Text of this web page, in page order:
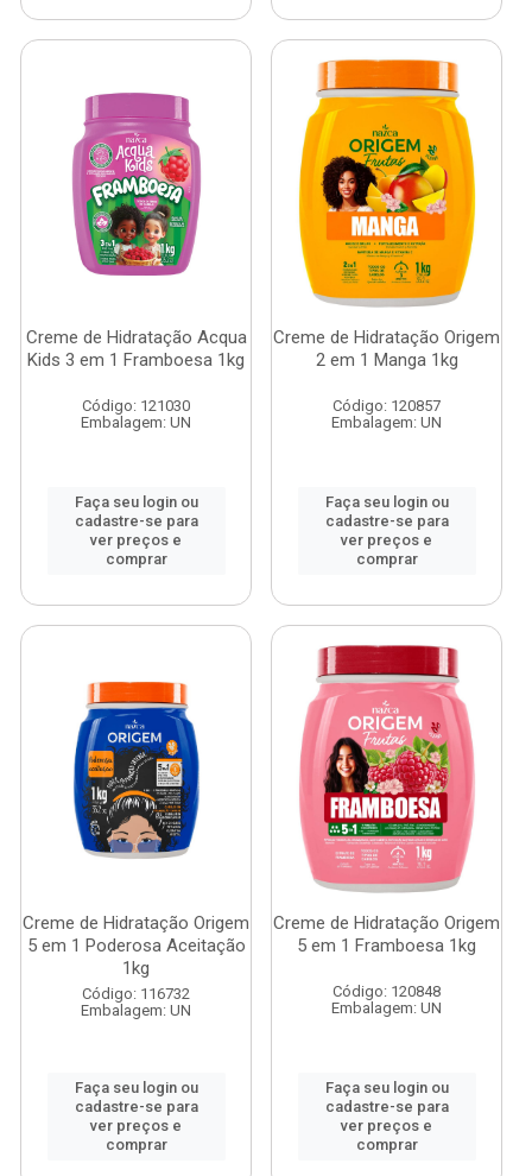
Creme de Hidratação Acqua
Kids 3 em 1 Framboesa 1kg
Código: 121030
Embalagem: UN
Faça seu login ou
cadastre-se para
ver preços e
comprar
Creme de Hidratação Origem
2 em 1 Manga 1kg
Código: 120857
Embalagem: UN
Faça seu login ou
cadastre-se para
ver preços e
comprar
Creme de Hidratação Origem
5 em 1 Poderosa Aceitação
1kg
Código: 116732
Embalagem: UN
Faça seu login ou
cadastre-se para
ver preços e
comprar
Creme de Hidratação Origem
5 em 1 Framboesa 1kg
Código: 120848
Embalagem: UN
Faça seu login ou
cadastre-se para
ver preços e
comprar